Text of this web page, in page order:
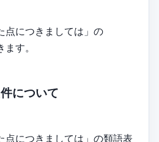
点につきましては」の
す。
について
点につきましては」の類語表